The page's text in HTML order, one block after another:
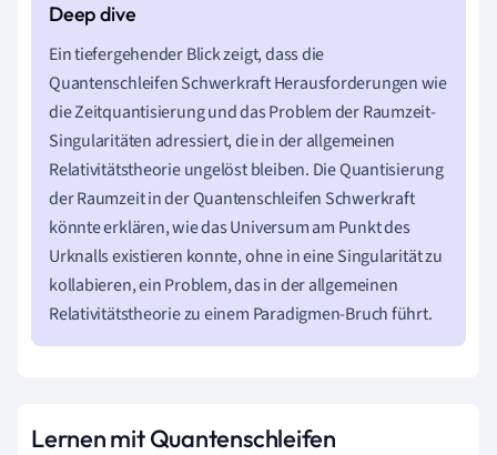
Ein tiefergehender Blick zeigt, dass die
Quantenschleifen Schwerkraft Herausforderungen wie
die Zeitquantisierung und das Problem der Raumzeit-
Singularitäten adressiert, die in der allgemeinen
Relativitätstheorie ungelöst bleiben. Die Quantisierung
der Raumzeit in der Quantenschleifen Schwerkraft
könnte erklären, wie das Universum am Punkt des
Urknalls existieren konnte, ohne in eine Singularität zu
kollabieren, ein Problem, das in der allgemeinen
Relativitätstheorie zu einem Paradigmen-Bruch führt.
Lernen mit Quantenschleifen